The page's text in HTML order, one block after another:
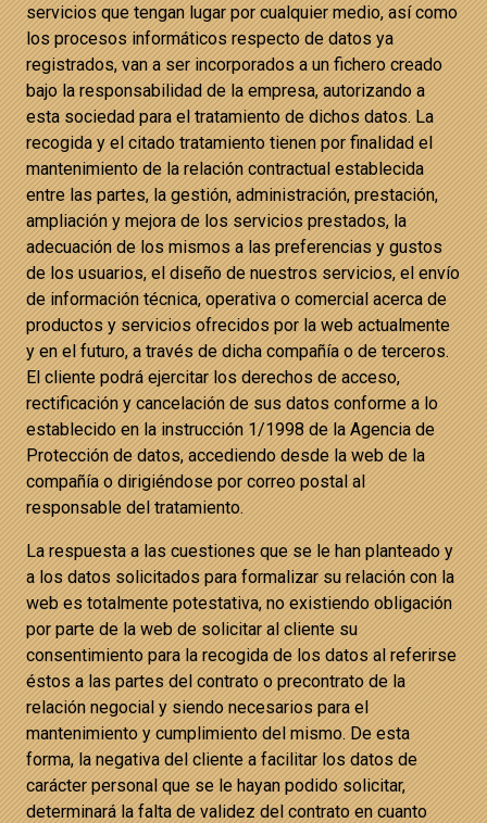
servicios que tengan lugar por cualquier medio, así como
los procesos informáticos respecto de datos ya
registrados, van a ser incorporados a un fichero creado
bajo la responsabilidad de la empresa, autorizando a
esta sociedad para el tratamiento de dichos datos. La
recogida y el citado tratamiento tienen por finalidad el
mantenimiento de la relación contractual establecida
entre las partes, la gestión, administración, prestación,
ampliación y mejora de los servicios prestados, la
adecuación de los mismos a las preferencias y gustos
de los usuarios, el diseño de nuestros servicios, el envío
de información técnica, operativa o comercial acerca de
productos y servicios ofrecidos por la web actualmente
y en el futuro, a través de dicha compañía o de terceros.
El cliente podrá ejercitar los derechos de acceso,
rectificación y cancelación de sus datos conforme a lo
establecido en la instrucción 1/1998 de la Agencia de
Protección de datos, accediendo desde la web de la
compañía o dirigiéndose por correo postal al
responsable del tratamiento.
La respuesta a las cuestiones que se le han planteado y
a los datos solicitados para formalizar su relación con la
web es totalmente potestativa, no existiendo obligación
por parte de la web de solicitar al cliente su
consentimiento para la recogida de los datos al referirse
éstos a las partes del contrato o precontrato de la
relación negocial y siendo necesarios para el
mantenimiento y cumplimiento del mismo. De esta
forma, la negativa del cliente a facilitar los datos de
carácter personal que se le hayan podido solicitar,
determinará la falta de validez del contrato en cuanto